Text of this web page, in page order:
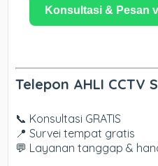
Konsultasi & Pesan
Telepon AHLI CCTV
📞 Konsultasi GRATIS
📍 Survei tempat gratis
💬 Layanan tanggap &